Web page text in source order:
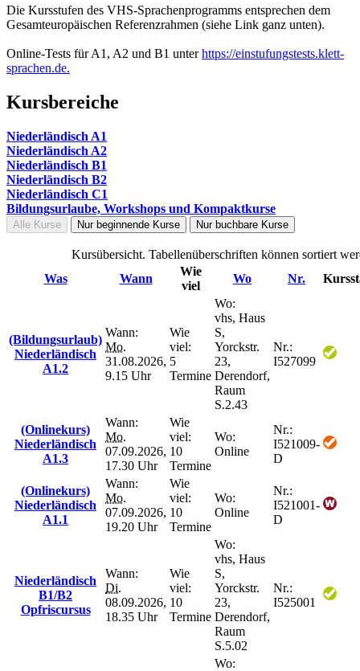
Die Kursstufen des VHS-Sprachenprogramms entsprechen dem
Gesamteuropäischen Referenzrahmen (siehe Link ganz unten).
Online-Tests für A1, A2 und B1 unterhttps://einstufungstests.klett-
sprachen.de.
Kursbereiche
Niederländisch A1
Niederländisch A2
Niederländisch B1
Niederländisch B2
Niederländisch C1
Bildungsurlaube, Workshops und Kompaktkurse
Alle Kurse Nur beginnende Kurse Nur buchbare Kurse
Kursübersicht. Tabellenüberschriften können sortiert
Was
Wann
Wie
viel
Wo Nr.
(Bildungsurlaub)
Niederländisch
A1.2
Wann:
Mo.
31.08.2026,
9.15 Uhr
Wie
viel:
5
Termine
Wo:
vhs, Haus
S,
Yorckstr.
23,
Derendorf,
Raum
S.2.43
Nr.:
I527099
(Onlinekurs)
Niederländisch
A1.3
Wann:
Mo.
07.09.2026,
17.30 Uhr
Wie
viel:
10
Termine
Wo:
Online
Nr.:
I521009-
D
(Onlinekurs)
Niederländisch
A1.1
Wann:
Mo.
07.09.2026,
19.20 Uhr
Wie
viel:
10
Termine
Wo:
Online
Nr.:
I521001-
D
Niederländisch
B1/B2
Opfriscursus
Wann:
Di.
08.09.2026,
18.35 Uhr
Wie
viel:
10
Termine
Wo:
vhs, Haus
S,
Yorckstr.
23,
Derendorf,
Raum
S.5.02
Nr.:
I525001
Wo: